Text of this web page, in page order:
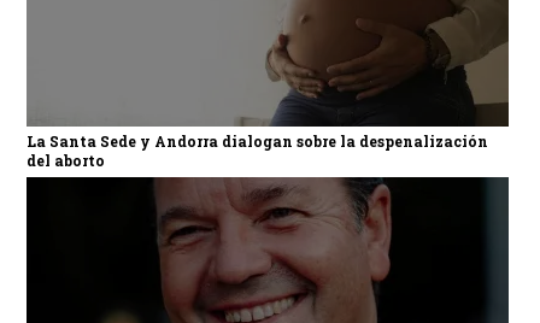
La Santa Sede y Andorra dialogan sobre la despenalización
del aborto